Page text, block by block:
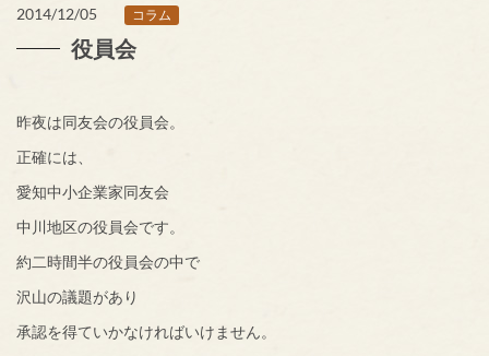
2014/12/05 コラム
役員会
昨夜は同友会の役員会。
正確には、
愛知中小企業家同友会
中川地区の役員会です。
約二時間半の役員会の中で
沢山の議題があり
承認を得ていかなければいけません。